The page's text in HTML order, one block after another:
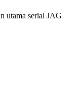
utama serial JAG